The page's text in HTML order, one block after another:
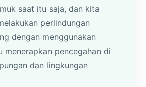
saat itu saja, dan kita
perlindungan
dengan menggunakan
menerapkan pencegahan di
dan lingkungan